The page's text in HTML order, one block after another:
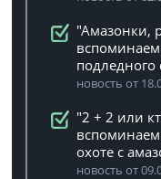
"Амазонки,
подледного
новость от
"2 + 2 или
охоте с
новость от